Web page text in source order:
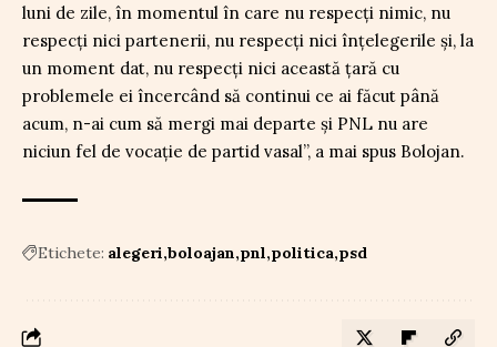
luni de zile, în momentul în care nu respecți nimic, nu
respecți nici partenerii, nu respecți nici înțelegerile și, la
un moment dat, nu respecți nici această țară cu
problemele ei încercând să continui ce ai făcut până
acum, n-ai cum să mergi mai departe și PNL nu are
niciun fel de vocație de partid vasal”, a mai spus Bolojan.
Etichete: alegeri boloajan pnl politica psd